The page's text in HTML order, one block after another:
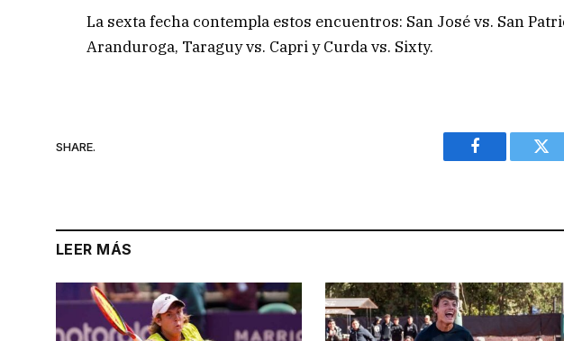
La sexta fecha contempla estos encuentros: San José vs. San
Aranduroga, Taraguy vs. Capri y Curda vs. Sixty.
SHARE.
Facebook
LEER MÁS